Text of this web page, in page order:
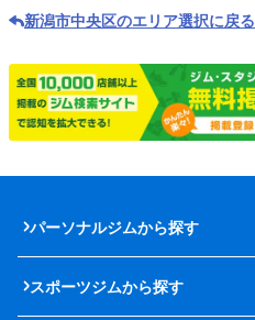
新潟市中央区のエリア選択に戻る
パーソナルジムから探す
スポーツジムから探す